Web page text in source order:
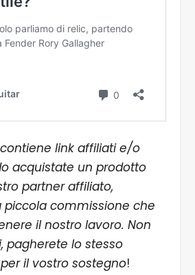
link affiliati e/o
acquistate un prodotto
partner affiliato,
commissione che
il nostro lavoro. Non
pagherete lo stesso
il vostro sostegno!